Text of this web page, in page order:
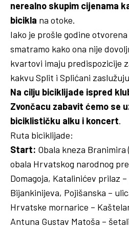
nerealno skupim cijenama
bicikla na otoke.
Iako je prošle godine
smatramo kako ona nije
kvartovi imaju predispozicije
kakvu Split i Splićani
Na cilju biciklijade ispred
Zvončacu zabavit ćemo se
biciklističku alku i koncert.
Ruta biciklijade:
Start: Obala kneza Branimira
obala Hrvatskog narodnog
Domagoja, Katalinićev prilaz
Bijankinijeva, Pojišanska –
Hrvatske mornarice –
Antuna Gustav Matoša –